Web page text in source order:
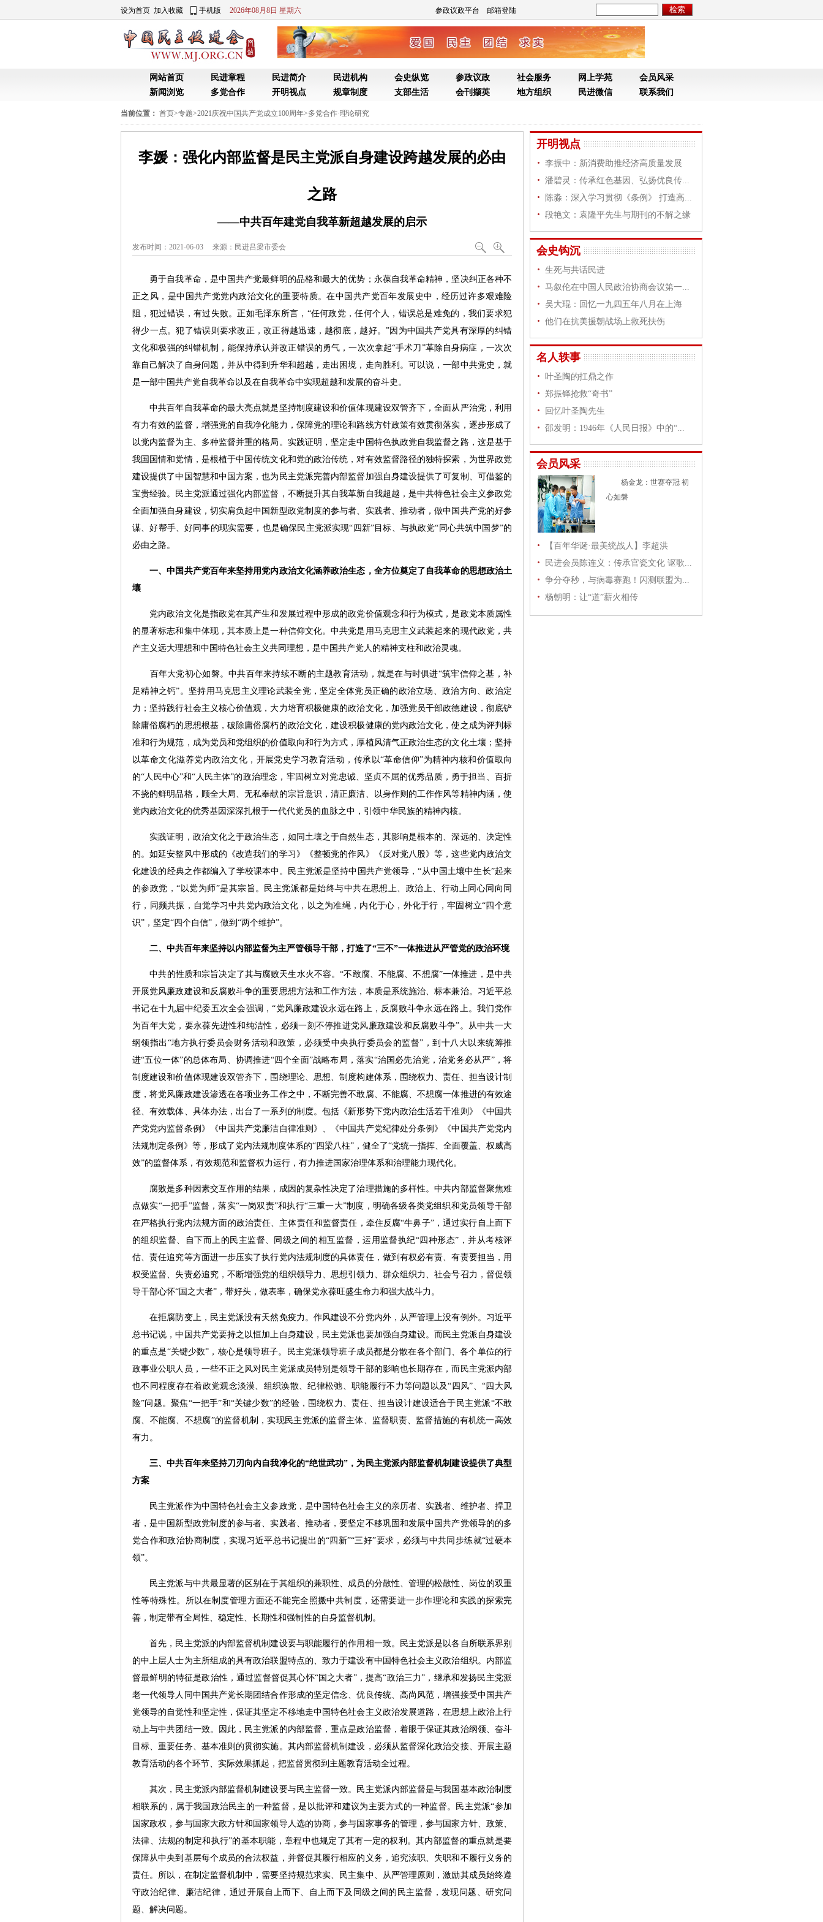
设为首页 加入收藏 手机版 2026年08月8日 星期六 参政议政平台 邮箱登陆
网站首页 民进章程 民进简介 民进机构 会史纵览 参政议政 社会服务 网上学苑
会员风采
新闻浏览
多党合作 开明视点 规章制度 支部生活 会刊撷英 地方组织 民进微信 联系我们
当前位置： 首页>专题>2021庆祝中国共产党成立100周年>多党合作·理论研究
李媛：强化内部监督是民主党派自身建设跨越发展的必由
之路
——中共百年建党自我革新超越发展的启示
发布时间：2021-06-03 来源： 民进吕梁市委会
勇于自我革命，是中国共产党最鲜明的品格和最大的优势；永葆自我革命精神，坚决纠正各种不
正之风，是中国共产党党内政治文化的重要特质。在中国共产党百年发展史中，经历过许多艰难险
阻，犯过错误，有过失败。正如毛泽东所言，“任何政党，任何个人，错误总是难免的，我们要求犯
得少一点。犯了错误则要求改正，改正得越迅速，越彻底，越好。”因为中国共产党具有深厚的纠错
文化和极强的纠错机制，能保持承认并改正错误的勇气，一次次拿起“手术刀”革除自身病症，一次次
靠自己解决了自身问题，并从中得到升华和超越，走出困境，走向胜利。可以说，一部中共党史，就
是一部中国共产党自我革命以及在自我革命中实现超越和发展的奋斗史。
中共百年自我革命的最大亮点就是坚持制度建设和价值体现建设双管齐下，全面从严治党，利用
有力有效的监督，增强党的自我净化能力，保障党的理论和路线方针政策有效贯彻落实，逐步形成了
以党内监督为主、多种监督并重的格局。实践证明，坚定走中国特色执政党自我监督之路，这是基于
我国国情和党情，是根植于中国传统文化和党的政治传统，对有效监督路径的独特探索，为世界政党
建设提供了中国智慧和中国方案，也为民主党派完善内部监督加强自身建设提供了可复制、可借鉴的
宝贵经验。民主党派通过强化内部监督，不断提升其自我革新自我超越，是中共特色社会主义参政党
全面加强自身建设，切实肩负起中国新型政党制度的参与者、实践者、推动者，做中国共产党的好参
谋、好帮手、好同事的现实需要，也是确保民主党派实现“四新”目标、与执政党“同心共筑中国梦”的
必由之路。
一、中国共产党百年来坚持用党内政治文化涵养政治生态，全方位奠定了自我革命的思想政治土
壤
党内政治文化是指政党在其产生和发展过程中形成的政党价值观念和行为模式，是政党本质属性
的显著标志和集中体现，其本质上是一种信仰文化。中共党是用马克思主义武装起来的现代政党，共
产主义远大理想和中国特色社会主义共同理想，是中国共产党人的精神支柱和政治灵魂。
百年大党初心如磐。中共百年来持续不断的主题教育活动，就是在与时俱进“筑牢信仰之基，补
足精神之钙”。坚持用马克思主义理论武装全党，坚定全体党员正确的政治立场、政治方向、政治定
力；坚持践行社会主义核心价值观，大力培育积极健康的政治文化，加强党员干部政德建设，彻底铲
除庸俗腐朽的思想根基，破除庸俗腐朽的政治文化，建设积极健康的党内政治文化，使之成为评判标
准和行为规范，成为党员和党组织的价值取向和行为方式，厚植风清气正政治生态的文化土壤；坚持
以革命文化滋养党内政治文化，开展党史学习教育活动，传承以“革命信仰”为精神内核和价值取向
的“人民中心”和“人民主体”的政治理念，牢固树立对党忠诚、坚贞不屈的优秀品质，勇于担当、百折
不挠的鲜明品格，顾全大局、无私奉献的宗旨意识，清正廉洁、以身作则的工作作风等精神内涵，使
党内政治文化的优秀基因深深扎根于一代代党员的血脉之中，引领中华民族的精神内核。
实践证明，政治文化之于政治生态，如同土壤之于自然生态，其影响是根本的、深远的、决定性
的。如延安整风中形成的《改造我们的学习》《整顿党的作风》《反对党八股》等，这些党内政治文
化建设的经典之作都编入了学校课本中。民主党派是坚持中国共产党领导，“从中国土壤中生长”起来
的参政党，“以党为师”是其宗旨。民主党派都是始终与中共在思想上、政治上、行动上同心同向同
行，同频共振，自觉学习中共党内政治文化，以之为准绳，内化于心，外化于行，牢固树立“四个意
识”，坚定“四个自信”，做到“两个维护”。
二、中共百年来坚持以内部监督为主严管领导干部，打造了“三不”一体推进从严管党的政治环境
中共的性质和宗旨决定了其与腐败天生水火不容。“不敢腐、不能腐、不想腐”一体推进，是中共
开展党风廉政建设和反腐败斗争的重要思想方法和工作方法，本质是系统施治、标本兼治。习近平总
书记在十九届中纪委五次全会强调，“党风廉政建设永远在路上，反腐败斗争永远在路上。我们党作
为百年大党，要永葆先进性和纯洁性，必须一刻不停推进党风廉政建设和反腐败斗争”。从中共一大
纲领指出“地方执行委员会财务活动和政策，必须受中央执行委员会的监督”，到十八大以来统筹推
进“五位一体”的总体布局、协调推进“四个全面”战略布局，落实“治国必先治党，治党务必从严”，将
制度建设和价值体现建设双管齐下，围绕理论、思想、制度构建体系，围绕权力、责任、担当设计制
度，将党风廉政建设渗透在各项业务工作之中，不断完善不敢腐、不能腐、不想腐一体推进的有效途
径、有效载体、具体办法，出台了一系列的制度。包括《新形势下党内政治生活若干准则》《中国共
产党党内监督条例》《中国共产党廉洁自律准则》、《中国共产党纪律处分条例》《中国共产党党内
法规制定条例》等，形成了党内法规制度体系的“四梁八柱”，健全了“党统一指挥、全面覆盖、权威高
效”的监督体系，有效规范和监督权力运行，有力推进国家治理体系和治理能力现代化。
腐败是多种因素交互作用的结果，成因的复杂性决定了治理措施的多样性。中共内部监督聚焦难
点做实“一把手”监督，落实“一岗双责”和执行“三重一大”制度，明确各级各类党组织和党员领导干部
在严格执行党内法规方面的政治责任、主体责任和监督责任，牵住反腐“牛鼻子”，通过实行自上而下
的组织监督、自下而上的民主监督、同级之间的相互监督，运用监督执纪“四种形态”，并从考核评
估、责任追究等方面进一步压实了执行党内法规制度的具体责任，做到有权必有责、有责要担当，用
权受监督、失责必追究，不断增强党的组织领导力、思想引领力、群众组织力、社会号召力，督促领
导干部心怀“国之大者”，带好头，做表率，确保党永葆旺盛生命力和强大战斗力。
在拒腐防变上，民主党派没有天然免疫力。作风建设不分党内外，从严管理上没有例外。习近平
总书记说，中国共产党要持之以恒加上自身建设，民主党派也要加强自身建设。而民主党派自身建设
的重点是“关键少数”，核心是领导班子。民主党派领导班子成员都是分散在各个部门、各个单位的行
政事业公职人员，一些不正之风对民主党派成员特别是领导干部的影响也长期存在，而民主党派内部
也不同程度存在着政党观念淡漠、组织涣散、纪律松弛、职能履行不力等问题以及“四风”、“四大风
险”问题。聚焦“一把手”和“关键少数”的经验，围绕权力、责任、担当设计建设适合于民主党派“不敢
腐、不能腐、不想腐”的监督机制，实现民主党派的监督主体、监督职责、监督措施的有机统一高效
有力。
三、中共百年来坚持刀刃向内自我净化的“绝世武功”，为民主党派内部监督机制建设提供了典型
方案
民主党派作为中国特色社会主义参政党，是中国特色社会主义的亲历者、实践者、维护者、捍卫
者，是中国新型政党制度的参与者、实践者、推动者，要坚定不移巩固和发展中国共产党领导的的多
党合作和政治协商制度，实现习近平总书记提出的“四新”“三好”要求，必须与中共同步练就“过硬本
领”。
民主党派与中共最显著的区别在于其组织的兼职性、成员的分散性、管理的松散性、岗位的双重
性等特殊性。所以在制度管理方面还不能完全照搬中共制度，还需要进一步作理论和实践的探索完
善，制定带有全局性、稳定性、长期性和强制性的自身监督机制。
首先，民主党派的内部监督机制建设要与职能履行的作用相一致。民主党派是以各自所联系界别
的中上层人士为主所组成的具有政治联盟特点的、致力于建设有中国特色社会主义政治组织。内部监
督最鲜明的特征是政治性，通过监督督促其心怀“国之大者”，提高“政治三力”，继承和发扬民主党派
老一代领导人同中国共产党长期团结合作形成的坚定信念、优良传统、高尚风范，增强接受中国共产
党领导的自觉性和坚定性，保证其坚定不移地走中国特色社会主义政治发展道路，在思想上政治上行
动上与中共团结一致。因此，民主党派的内部监督，重点是政治监督，着眼于保证其政治纲领、奋斗
目标、重要任务、基本准则的贯彻实施。其内部监督机制建设，必须从监督深化政治交接、开展主题
教育活动的各个环节、实际效果抓起，把监督贯彻到主题教育活动全过程。
其次，民主党派内部监督机制建设要与民主监督一致。民主党派内部监督是与我国基本政治制度
相联系的，属于我国政治民主的一种监督，是以批评和建议为主要方式的一种监督。民主党派“参加
国家政权，参与国家大政方针和国家领导人选的协商，参与国家事务的管理，参与国家方针、政策、
法律、法规的制定和执行”的基本职能，章程中也规定了其有一定的权利。其内部监督的重点就是要
保障从中央到基层每个成员的合法权益，并督促其履行相应的义务，追究渎职、失职和不履行义务的
责任。所以，在制定监督机制中，需要坚持规范求实、民主集中、从严管理原则，激励其成员始终遵
守政治纪律、廉洁纪律，通过开展自上而下、自上而下及同级之间的民主监督，发现问题、研究问
题、解决问题。
开明视点
李振中：新消费助推经济高质量发展
潘碧灵：传承红色基因、弘扬优良传...
陈淼：深入学习贯彻《条例》 打造高...
段艳文：袁隆平先生与期刊的不解之缘
会史钩沉
生死与共话民进
马叙伦在中国人民政治协商会议第一...
吴大琨：回忆一九四五年八月在上海
他们在抗美援朝战场上救死扶伤
名人轶事
叶圣陶的扛鼎之作
郑振铎抢救“奇书”
回忆叶圣陶先生
邵发明：1946年《人民日报》中的“...
会员风采
杨金龙：世赛夺冠 初
心如磐
【百年华诞·最美统战人】李超洪
民进会员陈连义：传承官瓷文化 讴歌...
争分夺秒，与病毒赛跑！闪测联盟为...
杨朝明：让“道”薪火相传